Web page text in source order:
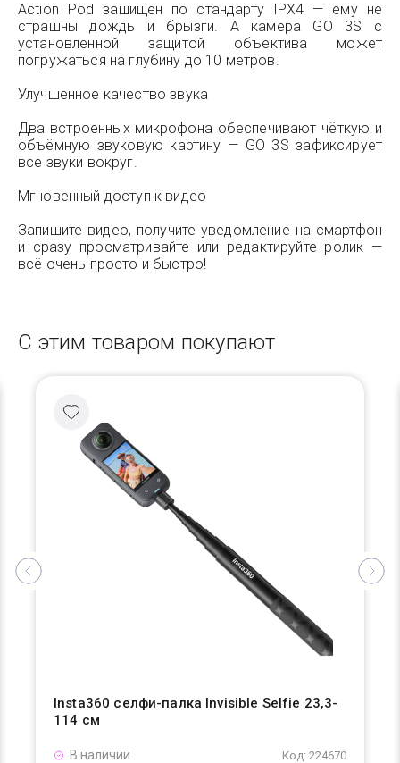
Action Pod защищён по стандарту IPX4 — ему не
страшны дождь и брызги. А камера GO 3S с
установленной защитой объектива может
погружаться на глубину до 10 метров.
Улучшенное качество звука
Два встроенных микрофона обеспечивают чёткую и
объёмную звуковую картину — GO 3S зафиксирует
все звуки вокруг.
Мгновенный доступ к видео
Запишите видео, получите уведомление на смартфон
и сразу просматривайте или редактируйте ролик —
всё очень просто и быстро!
С этим товаром покупают
Insta360 селфи-палка Invisible Selfie 23,3-
114 см
Код: 224670
В наличии